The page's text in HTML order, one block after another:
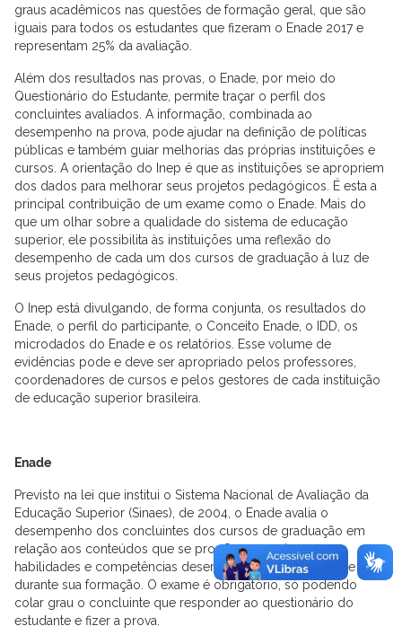
graus acadêmicos nas questões de formação geral, que são
iguais para todos os estudantes que fizeram o Enade 2017 e
representam 25% da avaliação.
Além dos resultados nas provas, o Enade, por meio do
Questionário do Estudante, permite traçar o perfil dos
concluintes avaliados. A informação, combinada ao
desempenho na prova, pode ajudar na definição de políticas
públicas e também guiar melhorias das próprias instituições e
cursos. A orientação do Inep é que as instituições se apropriem
dos dados para melhorar seus projetos pedagógicos. É esta a
principal contribuição de um exame como o Enade. Mais do
que um olhar sobre a qualidade do sistema de educação
superior, ele possibilita às instituições uma reflexão do
desempenho de cada um dos cursos de graduação à luz de
seus projetos pedagógicos.
O Inep está divulgando, de forma conjunta, os resultados do
Enade, o perfil do participante, o Conceito Enade, o IDD, os
microdados do Enade e os relatórios. Esse volume de
evidências pode e deve ser apropriado pelos professores,
coordenadores de cursos e pelos gestores de cada instituição
de educação superior brasileira.
Enade
Previsto na lei que institui o Sistema Nacional de Avaliação da
Educação Superior (Sinaes), de 2004, o Enade avalia o
desempenho dos concluintes dos cursos de graduação em
relação aos conteúdos que se propõem a ensinar e as
habilidades e competências desenvolvidas pelo estudante
durante sua formação. O exame é obrigatório, só podendo
colar grau o concluinte que responder ao questionário do
estudante e fizer a prova.